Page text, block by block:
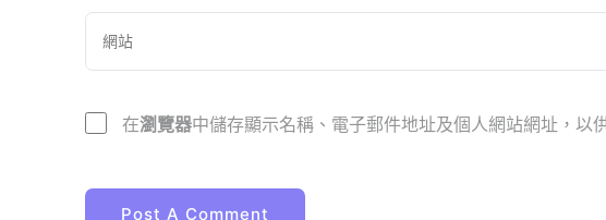
在瀏覽器中儲存顯示名稱、電子郵件地址及個人網站網址，以